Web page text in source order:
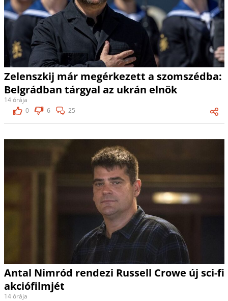
Zelenszkij már megérkezett a szomszédba:
Belgrádban tárgyal az ukrán elnök
14 órája
0
6 25
Antal Nimród rendezi Russell Crowe új sci-fi
akciófilmjét
14 órája